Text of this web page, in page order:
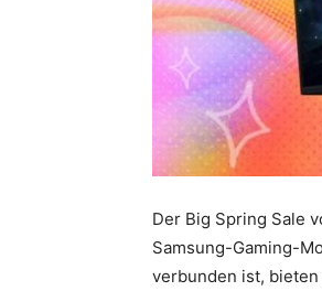
Der Big Spring Sale
Samsung-Gaming-
verbunden ist,